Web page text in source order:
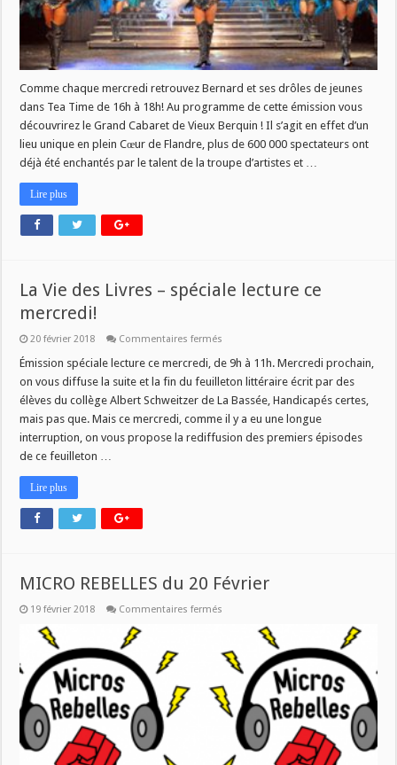
Comme chaque mercredi retrouvez Bernard et ses drôles de jeunes
dans Tea Time de 16h à 18h! Au programme de cette émission vous
découvrirez le Grand Cabaret de Vieux Berquin ! Il s’agit en effet d’un
lieu unique en plein Cœur de Flandre, plus de 600 000 spectateurs ont
déjà été enchantés par le talent de la troupe d’artistes et …
Lire plus
La Vie des Livres – spéciale lecture ce
mercredi!
20 février 2018 Commentaires fermés
Vie
Livres
spéciale
lecture
mercredi!
Émission spéciale lecture ce mercredi, de 9h à 11h. Mercredi prochain,
on vous diffuse la suite et la fin du feuilleton littéraire écrit par des
élèves du collège Albert Schweitzer de La Bassée, Handicapés certes,
mais pas que. Mais ce mercredi, comme il y a eu une longue
interruption, on vous propose la rediffusion des premiers épisodes
de ce feuilleton …
Lire plus
MICRO REBELLES du 20 Février
19 février 2018 Commentaires fermés
REBELLES
20
Février